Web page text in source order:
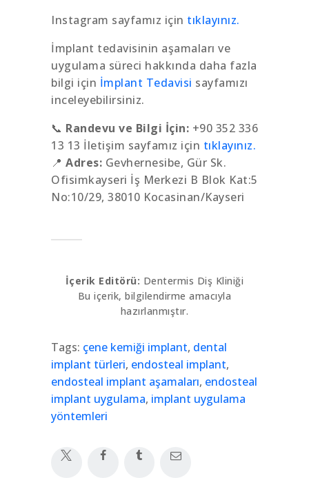
Instagram sayfamız için tıklayınız.
İmplant tedavisinin aşamaları ve
uygulama süreci hakkında daha fazla
bilgi için İmplant Tedavisi sayfamızı
inceleyebilirsiniz.
📞 Randevu ve Bilgi İçin: +90 352 336
13 13 İletişim sayfamız için tıklayınız.
📍 Adres: Gevhernesibe, Gür Sk.
Ofisimkayseri İş Merkezi B Blok Kat:5
No:10/29, 38010 Kocasinan/Kayseri
İçerik Editörü: Dentermis Diş Kliniği
Bu içerik, bilgilendirme amacıyla
hazırlanmıştır.
Tags: çene kemiği implant, dental
implant türleri, endosteal implant,
endosteal implant aşamaları, endosteal
implant uygulama, implant uygulama
yöntemleri